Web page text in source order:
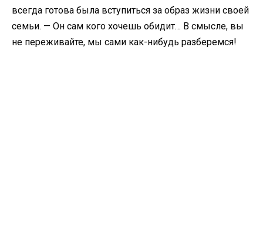
всегда готова была вступиться за образ жизни своей
семьи. — Он сам кого хочешь обидит… В смысле, вы
не переживайте, мы сами как-нибудь разберемся!